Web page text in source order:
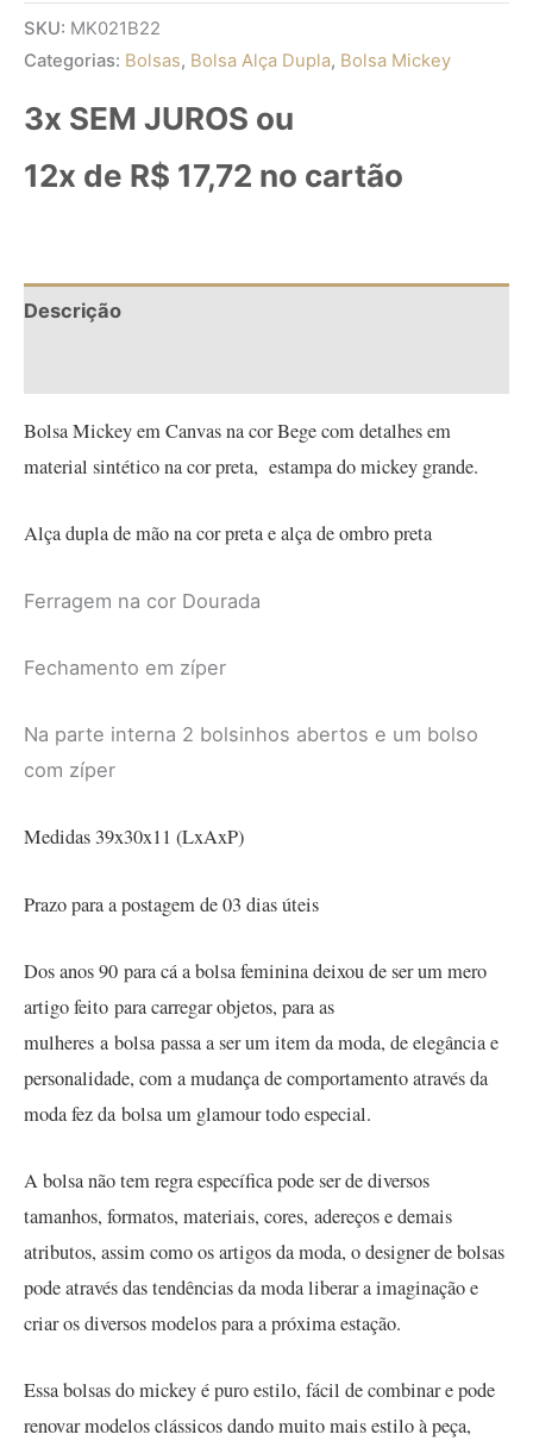
SKU: MK021B22
Categorias: Bolsas, Bolsa Alça Dupla, Bolsa Mickey
3x SEM JUROS ou
12x de R$ 17,72 no cartão
Descrição
Bolsa Mickey em Canvas na cor Bege com detalhes em
material sintético na cor preta, estampa do mickey grande.
Alça dupla de mão na cor preta e alça de ombro preta
Ferragem na cor Dourada
Fechamento em zíper
Na parte interna 2 bolsinhos abertos e um bolso
com zíper
Medidas 39x30x11 (LxAxP)
Prazo para a postagem de 03 dias úteis
Dos anos 90 para cá a bolsa feminina deixou de ser um mero
artigo feito para carregar objetos, para as
mulheres a bolsa passa a ser um item da moda, de elegância e
personalidade, com a mudança de comportamento através da
moda fez da bolsa um glamour todo especial.
A bolsa não tem regra específica pode ser de diversos
tamanhos, formatos, materiais, cores, adereços e demais
atributos, assim como os artigos da moda, o designer de bolsas
pode através das tendências da moda liberar a imaginação e
criar os diversos modelos para a próxima estação.
Essa bolsas do mickey é puro estilo, fácil de combinar e pode
renovar modelos clássicos dando muito mais estilo à peça,